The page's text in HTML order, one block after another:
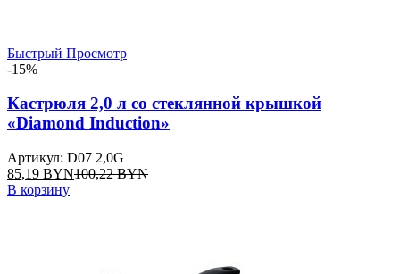
Быстрый Просмотр
-15%
Кастрюля 2,0 л со стеклянной крышкой
«Diamond Induction»
Артикул: D07 2,0G
85,19 BYN100,22BYN
В корзину